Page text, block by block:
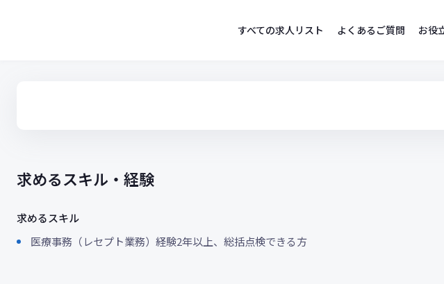
すべての求人リスト よくあるご質問 お役
求めるスキル・経験
求めるスキル
医療事務（レセプト業務）経験2年以上、総括点検できる方